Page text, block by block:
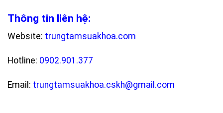
Thông tin liên hệ:
Website: trungtamsuakhoa.com
Hotline: 0902.901.377
Email: trungtamsuakhoa.cskh@gmail.com